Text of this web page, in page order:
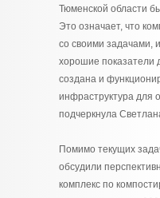
Тюменской области
Это означает, что
со своими задачами,
хорошие показатели
создана и
инфраструктура для
подчеркнула
Помимо текущих
обсудили
комплекс по